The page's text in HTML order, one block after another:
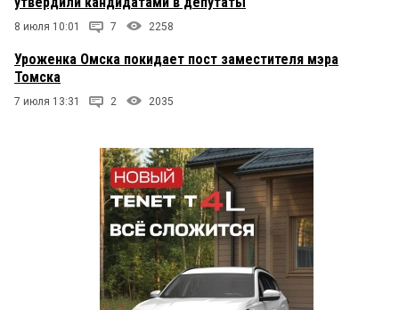
8 июля 10:01 7 2258
Уроженка Омска покидает пост заместителя мэра
Томска
7 июля 13:31 2 2035